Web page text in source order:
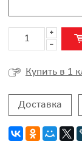
Купить в 1
Доставка